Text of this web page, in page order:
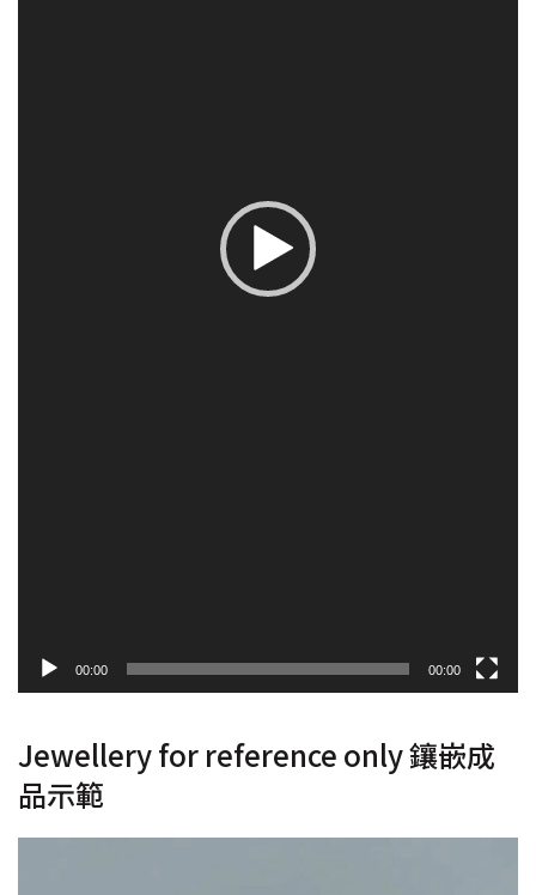
00:00 00:00
Jewellery for reference only 鑲嵌成
品示範